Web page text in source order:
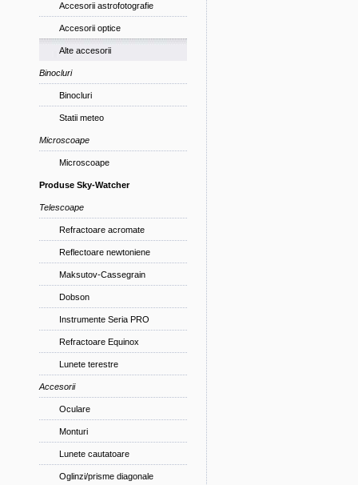
Accesorii astrofotografie
Accesorii optice
Alte accesorii
Binocluri
Binocluri
Statii meteo
Microscoape
Microscoape
Produse Sky-Watcher
Telescoape
Refractoare acromate
Reflectoare newtoniene
Maksutov-Cassegrain
Dobson
Instrumente Seria PRO
Refractoare Equinox
Lunete terestre
Accesorii
Oculare
Monturi
Lunete cautatoare
Oglinzi/prisme diagonale